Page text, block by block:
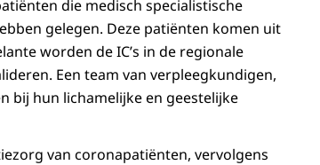
die medisch specialistische
gelegen. Deze patiënten komen uit
worden de IC’s in de regionale
Een team van verpleegkundigen,
bij hun lichamelijke en geestelijke
van coronapatiënten, vervolgens